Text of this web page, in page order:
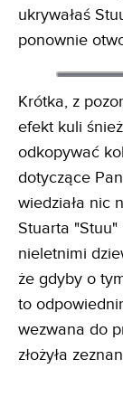
ukrywałaś
ponownie
Krótka, z
efekt kuli
odkopywać
dotyczące
wiedziała nic
Stuarta "Stuu"
nieletnimi
że gdyby o
to
wezwana do
złożyła